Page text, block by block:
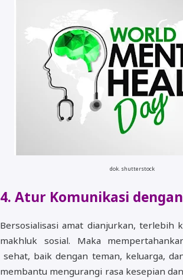
dok. shutterstock
4. Atur Komunikasi
Bersosialisasi amat dianjurkan, terlebih
makhluk sosial. Maka
sehat, baik dengan teman, keluarga,
membantu mengurangi rasa kesepian